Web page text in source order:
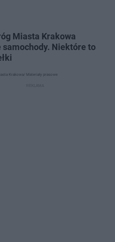
Miasta Krakowa
samochody. Niektóre to
Krakowa/ Materiały prasowe